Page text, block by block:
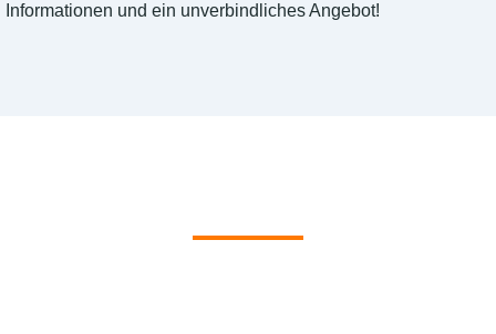
Informationen und ein unverbindliches Angebot!